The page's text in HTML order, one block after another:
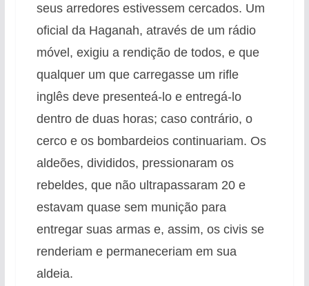
seus arredores estivessem cercados. Um
oficial da Haganah, através de um rádio
móvel, exigiu a rendição de todos, e que
qualquer um que carregasse um rifle
inglês deve presenteá-lo e entregá-lo
dentro de duas horas; caso contrário, o
cerco e os bombardeios continuariam. Os
aldeões, divididos, pressionaram os
rebeldes, que não ultrapassaram 20 e
estavam quase sem munição para
entregar suas armas e, assim, os civis se
renderiam e permaneceriam em sua
aldeia.